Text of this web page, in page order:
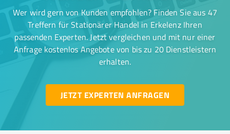
Wer wird gern von Kunden empfohlen? Finden Sie aus 47
Treffern für Stationärer Handel in Erkelenz Ihren
passenden Experten. Jetzt vergleichen und mit nur einer
Anfrage kostenlos Angebote von bis zu 20 Dienstleistern
erhalten.
JETZT EXPERTEN ANFRAGEN